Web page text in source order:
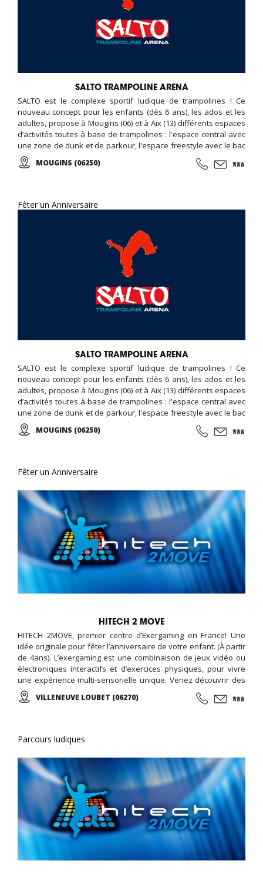
SALTO TRAMPOLINE ARENA
SALTO est le complexe sportif ludique de trampolines ! Ce
nouveau concept pour les enfants (dès 6 ans), les ados et les
adultes, propose à Mougins (06) et à Aix (13) différents espaces
d’activités toutes à base de trampolines : l'espace central avec
une zone de dunk et de parkour, l'espace freestyle avec le bac
à mousse et l'airbag, le terrain de dodgeball, la pro zone avec
son mur incliné. Des cours (parkour, trampoline, fitness) sont
séminaire entreprise...
MOUGINS (06250)
Fêter un Anniversaire
SALTO TRAMPOLINE ARENA
SALTO est le complexe sportif ludique de trampolines ! Ce
nouveau concept pour les enfants (dès 6 ans), les ados et les
adultes, propose à Mougins (06) et à Aix (13) différents espaces
d’activités toutes à base de trampolines : l'espace central avec
une zone de dunk et de parkour, l'espace freestyle avec le bac
à mousse et l'airbag, le terrain de dodgeball, la pro zone avec
son mur incliné. Des cours (parkour, trampoline, fitness) sont
séminaire entreprise...
MOUGINS (06250)
Fêter un Anniversaire
HITECH 2 MOVE
HITECH 2MOVE, premier centre d’Exergaming en France! Une
idée originale pour fêter l’anniversaire de votre enfant. (À partir
de 4ans). L’exergaming est une combinaison de jeux vidéo ou
électroniques interactifs et d’exercices physiques, pour vivre
une expérience multi-sensorielle unique. Venez découvrir des
nouvelles activités ludiques et tester le parcours interactif pour
se dépenser sans y penser ! Sol et mur lumineux, courses de
jamais été aussi amusant !
VILLENEUVE LOUBET (06270)
Parcours ludiques